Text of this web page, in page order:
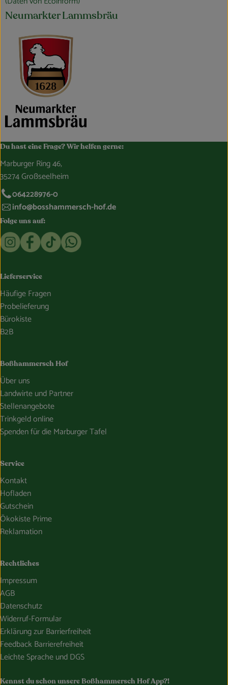
Neumarkter Lammsbräu
Du hast eine Frage? Wir helfen gerne:
Marburger Ring 46,
35274 Großseelheim
064228976-0
info@bosshammersch-hof.de
Folge uns auf:
Externer Link zu https://www.instagram.com/
Externer Link zu https://www.facebook.com/
Externer Link zu https://www.tiktok.com/
Externer Link zu https://whatsapp.com/
Lieferservice
Häufige Fragen
Probelieferung
Bürokiste
B2B
Boßhammersch Hof
Über uns
Landwirte und Partner
Stellenangebote
Trinkgeld online
Spenden für die Marburger Tafel
Service
Kontakt
Hofladen
Gutschein
Ökokiste Prime
Reklamation
Rechtliches
Impressum
AGB
Datenschutz
Widerruf-Formular
Erklärung zur Barrierfreiheit
Feedback Barrierefreiheit
Leichte Sprache und DGS
Kennst du schon unsere Boßhammersch Hof App?!